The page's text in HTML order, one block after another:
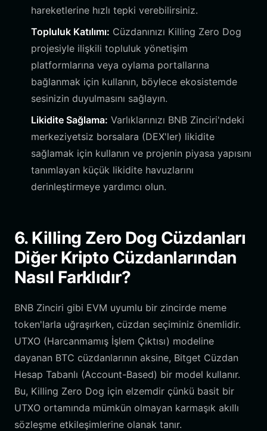
hareketlerine hızlı tepki verebilirsiniz.
Topluluk Katılımı: Cüzdanınızı Killing Zero Dog
projesiyle ilişkili topluluk yönetişim
platformlarına veya oylama portallarına
bağlanmak için kullanın, böylece ekosistemde
sesinizin duyulmasını sağlayın.
Likidite Sağlama: Varlıklarınızı BNB Zinciri'ndeki
merkeziyetsiz borsalara (DEX'ler) likidite
sağlamak için kullanın ve projenin piyasa yapısını
tanımlayan küçük likidite havuzlarını
derinleştirmeye yardımcı olun.
6. Killing Zero Dog Cüzdanları
Diğer Kripto Cüzdanlarından
Nasıl Farklıdır?
BNB Zinciri gibi EVM uyumlu bir zincirde meme
token'larla uğraşırken, cüzdan seçiminiz önemlidir.
UTXO (Harcanmamış İşlem Çıktısı) modeline
dayanan BTC cüzdanlarının aksine, Bitget Cüzdan
Hesap Tabanlı (Account-Based) bir model kullanır.
Bu, Killing Zero Dog için elzemdir çünkü basit bir
UTXO ortamında mümkün olmayan karmaşık akıllı
sözleşme etkileşimlerine olanak tanır.